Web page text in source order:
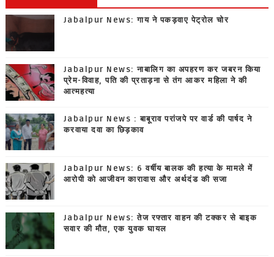
Jabalpur News: गाय ने पकड़वाए पेट्रोल चोर
Jabalpur News: नाबालिग का अपहरण कर जबरन किया
प्रेम-विवाह, पति की प्रताड़ना से तंग आकर महिला ने की
आत्महत्या
Jabalpur News : बाबूराव परांजपे पर वार्ड की पार्षद ने
करवाया दवा का छिड़काव
Jabalpur News: 6 वर्षीय बालक की हत्या के मामले में
आरोपी को आजीवन कारावास और अर्थदंड की सजा
Jabalpur News: तेज रफ्तार वाहन की टक्कर से बाइक
सवार की मौत, एक युवक घायल